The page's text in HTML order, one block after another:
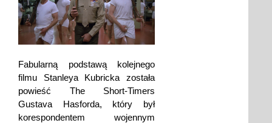
Fabularną podstawą kolejnego
filmu Stanleya Kubricka została
powieść The Short-Timers
Gustava Hasforda, który był
korespondentem wojennym